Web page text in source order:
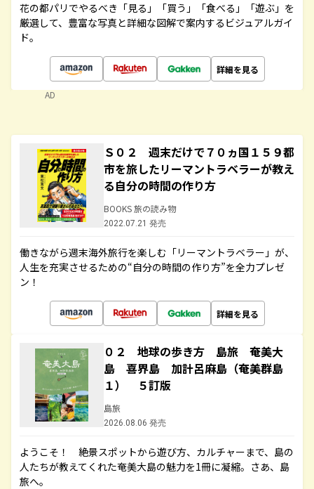
花の都パリでやるべき「見る」「買う」「食べる」「遊ぶ」を
厳選して、豊富な写真と詳細な図解で案内するビジュアルガイ
ド。
詳細を見る
AD
Ｓ０２ 週末だけで７０ヵ国１５９都
市を旅したリーマントラベラーが教え
る自分の時間の作り方
BOOKS 旅の読み物
2022.07.21 発売
働きながら週末海外旅行を楽しむ「リーマントラベラー」が、
人生を充実させるための“自分の時間の作り方”を全力プレゼ
ン！
詳細を見る
０２ 地球の歩き方 島旅 奄美大
島 喜界島 加計呂麻島（奄美群島
１） ５訂版
島旅
2026.08.06 発売
ようこそ！ 絶景スポットから遊び方、カルチャーまで、島の
人たちが教えてくれた奄美大島の魅力を1冊に凝縮。さあ、島
旅へ。